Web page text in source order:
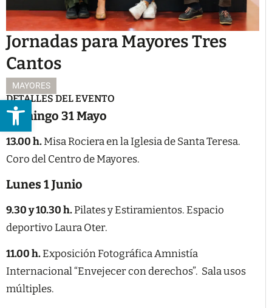
Abrir barra de herramientas
Jornadas para Mayores Tres
Cantos
MAYORES
DETALLES DEL EVENTO
Domingo 31 Mayo
13.00 h.Misa Rociera en la Iglesia de Santa Teresa.
Coro del Centro de Mayores.
Lunes 1 Junio
9.30 y 10.30 h.Pilates y Estiramientos. Espacio
deportivo Laura Oter.
11.00 h.Exposición Fotográfica Amnistía
Internacional “Envejecer con derechos”. Sala usos
múltiples.